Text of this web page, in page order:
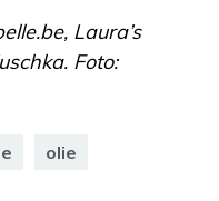
Laura’s
Foto:
olie